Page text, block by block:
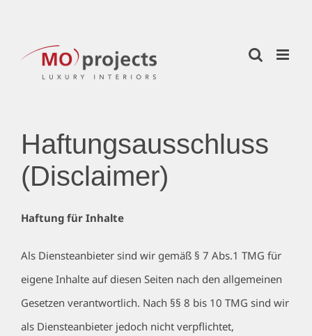
content
Haftungsausschluss
(Disclaimer)
Haftung für Inhalte
Als Diensteanbieter sind wir gemäß § 7 Abs.1 TMG für
eigene Inhalte auf diesen Seiten nach den allgemeinen
Gesetzen verantwortlich. Nach §§ 8 bis 10 TMG sind wir
als Diensteanbieter jedoch nicht verpflichtet,